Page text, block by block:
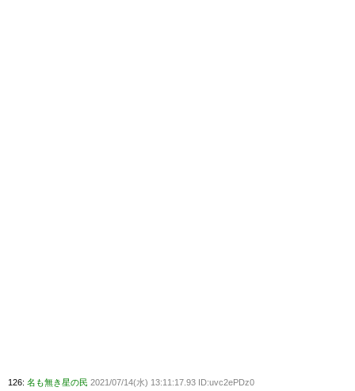
126: 名も無き星の民 2021/07/14(水) 13:11:17.93 ID:uvc2ePDz0